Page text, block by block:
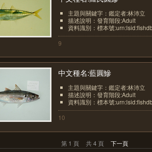
主題與關鍵字：鑑定者:林沛立
描述說明：發育階段:Adult
資料識別：標本號
9
中文種名:藍圓鰺
主題與關鍵字：鑑定者:林沛立
描述說明：發育階段:Adult
資料識別：標本號
10
第 1 頁 共 4 頁 下一頁